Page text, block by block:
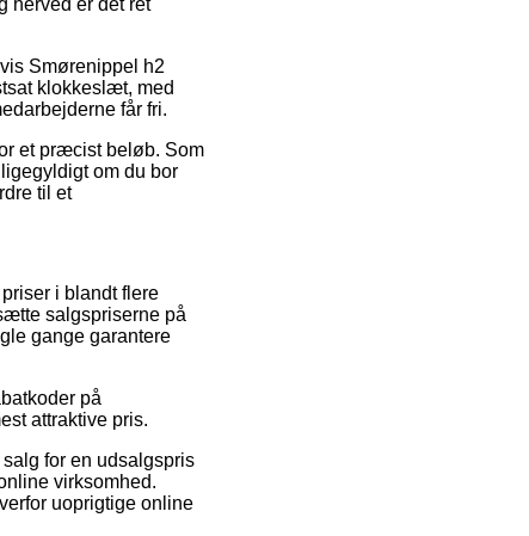
Smørenippel h2
klokkeslæt, med
får fri.
et præcist beløb. Som
om du bor
til et
i blandt flere
salgspriserne på
gange garantere
på
attraktive pris.
for en udsalgspris
virksomhed.
uoprigtige online